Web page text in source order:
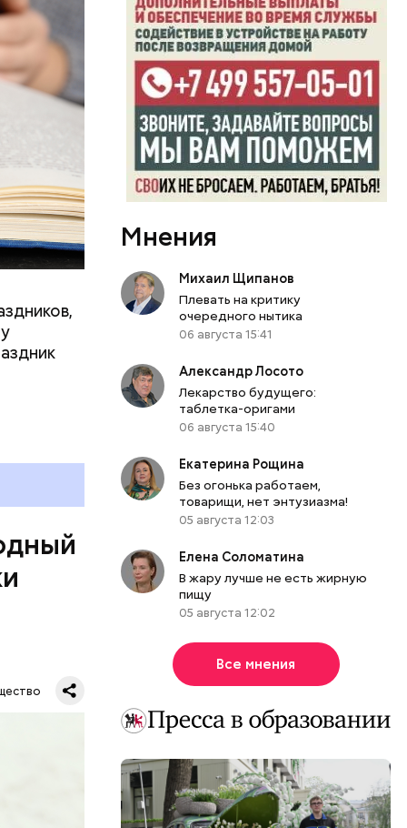
Мнения
Михаил Щипанов
Плевать на критику
очередного нытика
06 августа 15:41
Александр Лосото
Лекарство будущего:
таблетка-оригами
06 августа 15:40
Екатерина Рощина
Без огонька работаем,
товарищи, нет энтузиазма!
05 августа 12:03
Елена Соломатина
В жару лучше не есть жирную
пищу
05 августа 12:02
Все мнения